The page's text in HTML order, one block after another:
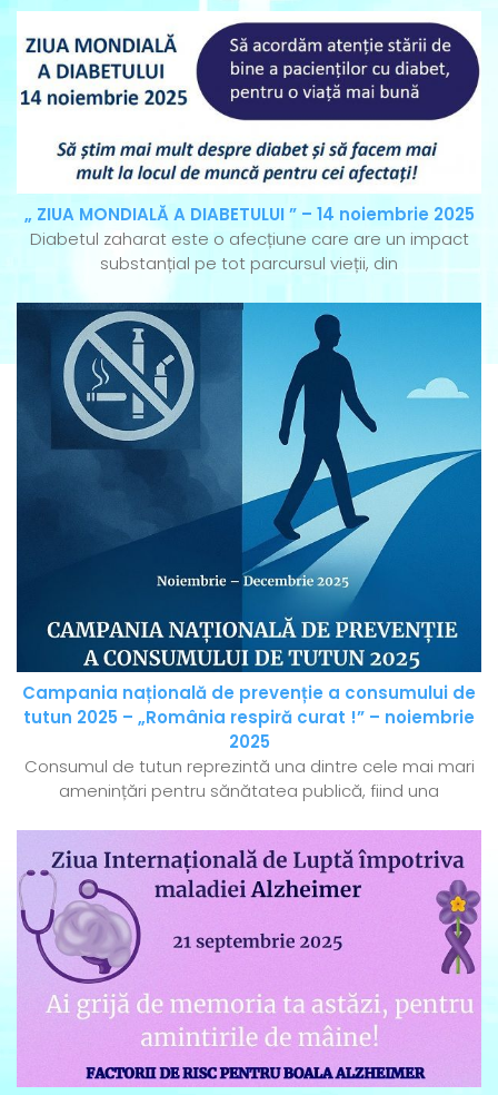
„ ZIUA MONDIALĂ A DIABETULUI ” – 14 noiembrie 2025
Diabetul zaharat este o afecțiune care are un impact
substanțial pe tot parcursul vieții, din
Campania națională de prevenție a consumului de
tutun 2025 – „România respiră curat !” – noiembrie
2025
Consumul de tutun reprezintă una dintre cele mai mari
amenințări pentru sănătatea publică, fiind una